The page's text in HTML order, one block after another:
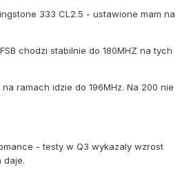
333 CL2.5 - ustawione mam na
chodzi stabilnie do 180MHZ na tych
ramach idzie do 196MHz. Na 200 nie
- testy w Q3 wykazaly wzrost
daje.